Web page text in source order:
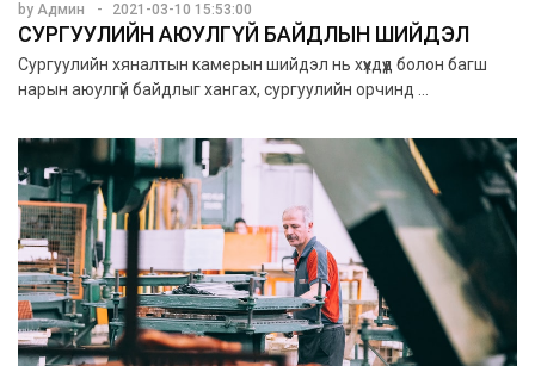
by Админ 2021-03-10 15:53:00
СУРГУУЛИЙН АЮУЛГҮЙ БАЙДЛЫН ШИЙДЭЛ
Сургуулийн хяналтын камерын шийдэл нь хүүхдүүд болон багш
нарын аюулгүй байдлыг хангах, сургуулийн орчинд ...